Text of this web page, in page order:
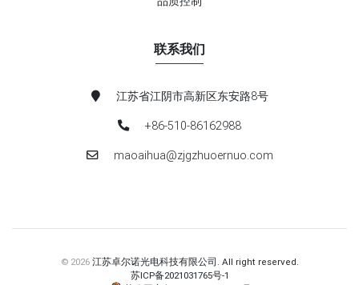
联系我们
江苏省江阴市高新区东安路8号
+86-510-86162988
maoaihua@zjgzhuoernuo.com
© 2026 江苏卓尔诺光电科技有限公司. All right reserved.
苏ICP备2021031765号-1